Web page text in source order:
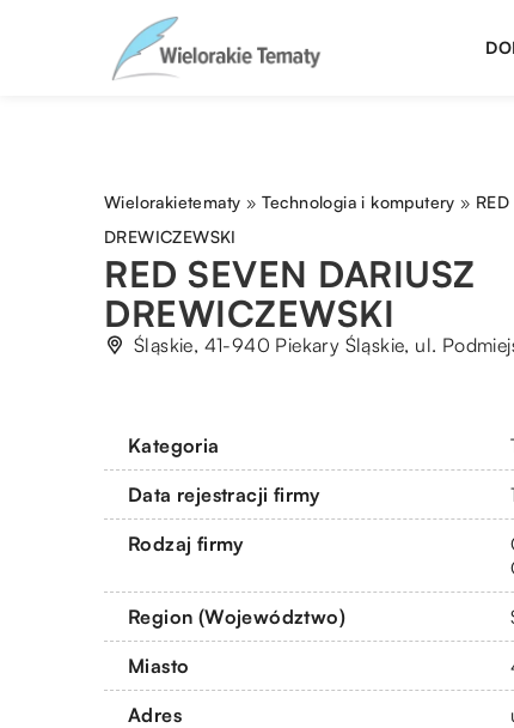
Wielorakietematy » Technologia i komputery »
DREWICZEWSKI
RED SEVEN DARIUSZ
DREWICZEWSKI
Śląskie, 41-940 Piekary Śląskie, ul.
Kategoria
Data rejestracji firmy
Rodzaj firmy
Region (Województwo)
Miasto
Adres